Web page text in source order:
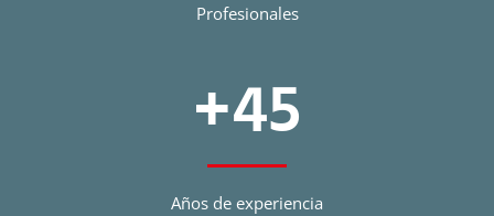
Profesionales
+45
Años de experiencia